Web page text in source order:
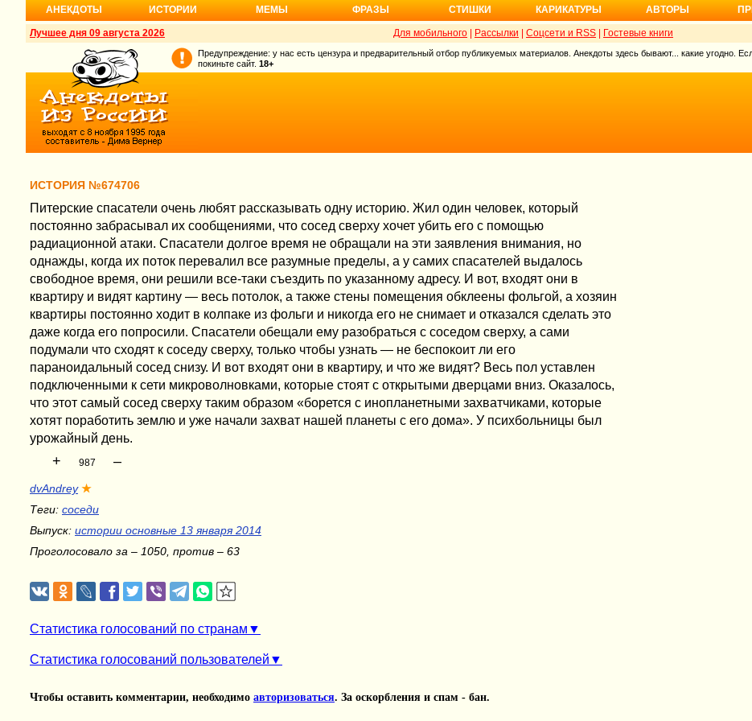
АНЕКДОТЫ ИСТОРИИ МЕМЫ ФРАЗЫ СТИШКИ КАРИКАТУРЫ АВТОРЫ
Лучшее дня 09 августа 2026 Для мобильного Рассылки Соцсети и RSS Гостевые книги
Предупреждение: у нас есть цензура и предварительный отбор публикуемых материалов. Анекдоты здесь бывают... какие угодно.
покиньте сайт. 18+
ИСТОРИЯ №674706
Питерские спасатели очень любят рассказывать одну историю. Жил один человек, который
постоянно забрасывал их сообщениями, что сосед сверху хочет убить его с помощью
радиационной атаки. Спасатели долгое время не обращали на эти заявления внимания, но
однажды, когда их поток перевалил все разумные пределы, а у самих спасателей выдалось
свободное время, они решили все-таки съездить по указанному адресу. И вот, входят они в
квартиру и видят картину — весь потолок, а также стены помещения обклеены фольгой, а хозяин
квартиры постоянно ходит в колпаке из фольги и никогда его не снимает и отказался сделать это
даже когда его попросили. Спасатели обещали ему разобраться с соседом сверху, а сами
подумали что сходят к соседу сверху, только чтобы узнать — не беспокоит ли его
параноидальный сосед снизу. И вот входят они в квартиру, и что же видят? Весь пол уставлен
подключенными к сети микроволновками, которые стоят с открытыми дверцами вниз. Оказалось,
что этот самый сосед сверху таким образом «борется с инопланетными захватчиками, которые
хотят поработить землю и уже начали захват нашей планеты с его дома». У психбольницы был
урожайный день.
+ 987 –
dvAndrey ★
Теги: соседи
Выпуск: истории основные 13 января 2014
Проголосовало за – 1050, против – 63
Статистика голосований по странам
Статистика голосований пользователей
Чтобы оставить комментарии, необходимо авторизоваться. За оскорбления и спам - бан.